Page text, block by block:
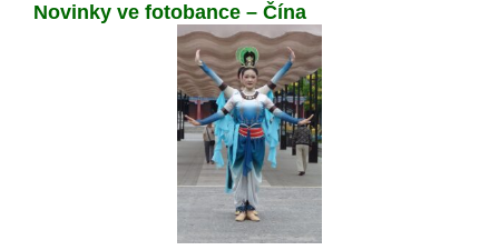
Novinky ve fotobance – Čína